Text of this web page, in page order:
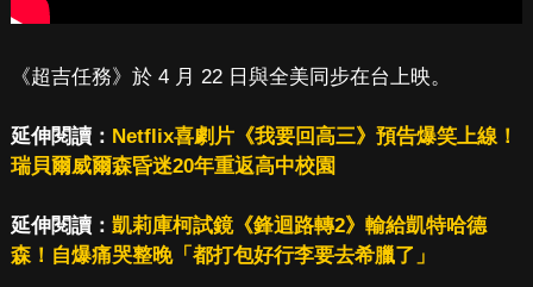
《超吉任務》於 4 月 22 日與全美同步在台上映。
延伸閱讀： Netflix喜劇片《我要回高三》預告爆笑上線！
瑞貝爾威爾森昏迷20年重返高中校園
延伸閱讀： 凱莉庫柯試鏡《鋒迴路轉2》輸給凱特哈德
森！自爆痛哭整晚「都打包好行李要去希臘了」